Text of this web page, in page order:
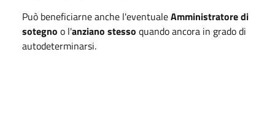
Può beneficiarne anche l'eventualeAmministratore di
sotegno o l'anziano stesso quando ancora in grado di
autodeterminarsi.